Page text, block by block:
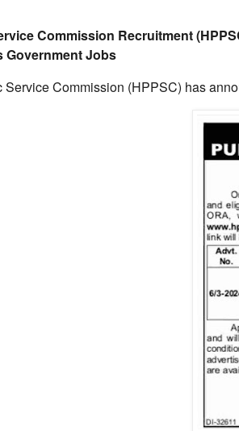
Commission Recruitment
Government Jobs
Commission (HPPSC) has